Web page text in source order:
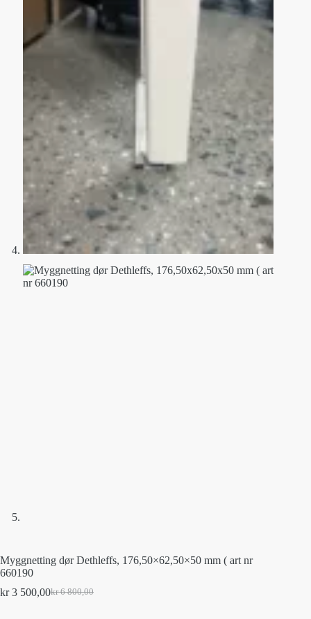
Myggnetting dør Dethleffs, 176,50×62,50×50 mm ( art nr
660190
kr6 800,00
Original
kr3 500,00Current